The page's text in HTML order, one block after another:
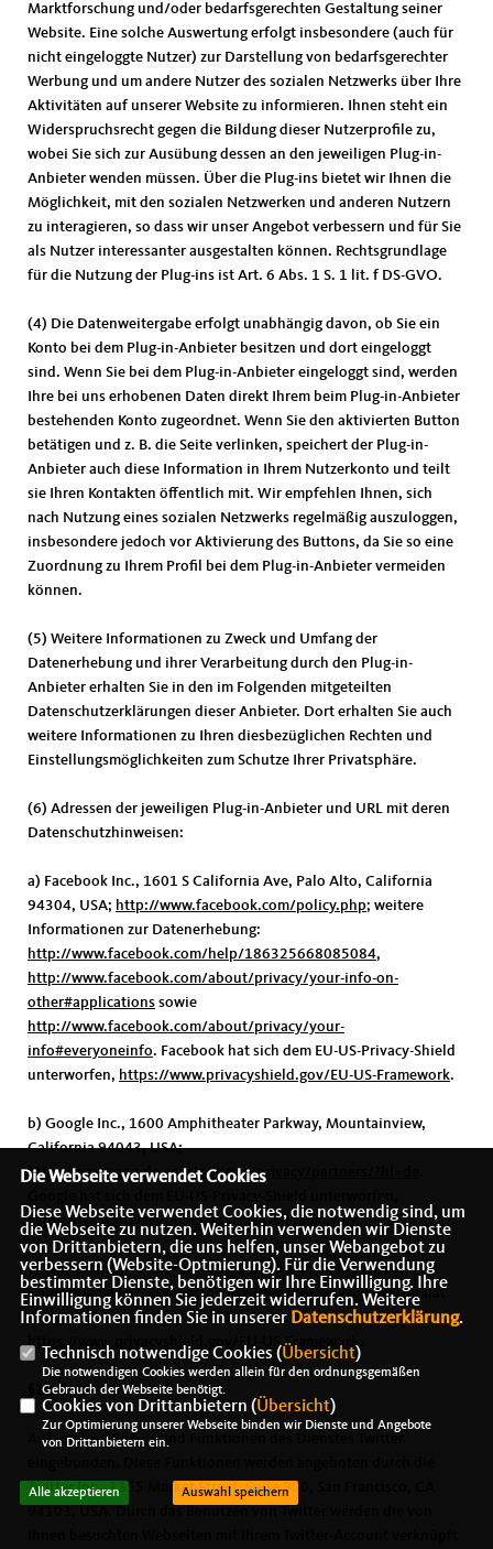
Marktforschung und/oder bedarfsgerechten Gestaltung seiner
Website. Eine solche Auswertung erfolgt insbesondere (auch für
nicht eingeloggte Nutzer) zur Darstellung von bedarfsgerechter
Werbung und um andere Nutzer des sozialen Netzwerks über Ihre
Aktivitäten auf unserer Website zu informieren. Ihnen steht ein
Widerspruchsrecht gegen die Bildung dieser Nutzerprofile zu,
wobei Sie sich zur Ausübung dessen an den jeweiligen Plug-in-
Anbieter wenden müssen. Über die Plug-ins bietet wir Ihnen die
Möglichkeit, mit den sozialen Netzwerken und anderen Nutzern
zu interagieren, so dass wir unser Angebot verbessern und für Sie
als Nutzer interessanter ausgestalten können. Rechtsgrundlage
für die Nutzung der Plug-ins ist Art. 6 Abs. 1 S. 1 lit. f DS-GVO.
(4) Die Datenweitergabe erfolgt unabhängig davon, ob Sie ein
Konto bei dem Plug-in-Anbieter besitzen und dort eingeloggt
sind. Wenn Sie bei dem Plug-in-Anbieter eingeloggt sind, werden
Ihre bei uns erhobenen Daten direkt Ihrem beim Plug-in-Anbieter
bestehenden Konto zugeordnet. Wenn Sie den aktivierten Button
betätigen und z. B. die Seite verlinken, speichert der Plug-in-
Anbieter auch diese Information in Ihrem Nutzerkonto und teilt
sie Ihren Kontakten öffentlich mit. Wir empfehlen Ihnen, sich
nach Nutzung eines sozialen Netzwerks regelmäßig auszuloggen,
insbesondere jedoch vor Aktivierung des Buttons, da Sie so eine
Zuordnung zu Ihrem Profil bei dem Plug-in-Anbieter vermeiden
können.
(5) Weitere Informationen zu Zweck und Umfang der
Datenerhebung und ihrer Verarbeitung durch den Plug-in-
Anbieter erhalten Sie in den im Folgenden mitgeteilten
Datenschutzerklärungen dieser Anbieter. Dort erhalten Sie auch
weitere Informationen zu Ihren diesbezüglichen Rechten und
Einstellungsmöglichkeiten zum Schutze Ihrer Privatsphäre.
(6) Adressen der jeweiligen Plug-in-Anbieter und URL mit deren
Datenschutzhinweisen:
a) Facebook Inc., 1601 S California Ave, Palo Alto, California
94304, USA; http://www.facebook.com/policy.php; weitere
Informationen zur Datenerhebung:
http://www.facebook.com/help/186325668085084,
http://www.facebook.com/about/privacy/your-info-on-
other#applications sowie
http://www.facebook.com/about/privacy/your-
info#everyoneinfo. Facebook hat sich dem EU-US-Privacy-Shield
unterworfen, https://www.privacyshield.gov/EU-US-Framework.
b) Google Inc., 1600 Amphitheater Parkway, Mountainview,
California 94043, USA;
https://www.google.com/policies/privacy/partners/?hl=de
https://www.privacyshield.gov/EU-US-Framework.
c) Twitter, Inc., 1355 Market St, Suite 900, San Francisco,
California 94103, USA;https://twitter.com/privacy. Twitter hat
sich dem EU-US-Privacy-Shield unterworfen,
https://www.privacyshield.gov/EU-US-Framework
§18 Twitter
Auf unseren Seiten sind Funktionen des Dienstes Twitter
Twitter Inc., 1355 Market Street, Suite 900, San Francisco, CA
Die Webseite verwendet Cookies
Diese Webseite verwendet Cookies, die notwendig sind, um
die Webseite zu nutzen. Weiterhin verwenden wir Dienste
von Drittanbietern, die uns helfen, unser Webangebot zu
verbessern (Website-Optmierung). Für die Verwendung
bestimmter Dienste, benötigen wir Ihre Einwilligung. Ihre
Einwilligung können Sie jederzeit widerrufen. Weitere
Informationen finden Sie in unserer Datenschutzerklärung.
Technisch notwendige Cookies (Übersicht)
Die notwendigen Cookies werden allein für den ordnungsgemäßen
Gebrauch der Webseite benötigt.
Cookies von Drittanbietern (Übersicht)
Zur Optimierung unserer Webseite binden wir Dienste und Angebote
von Drittanbietern ein.
Alle akzeptieren Auswahl speichern